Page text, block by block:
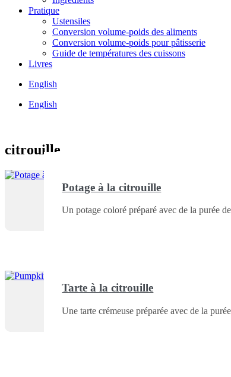
Pratique
Ustensiles
Conversion volume-poids des aliments
Conversion volume-poids pour pâtisserie
Guide de températures des cuissons
Livres
English
English
citrouille
Potage à la citrouille
Un potage coloré préparé avec de la purée
Tarte à la citrouille
Une tarte crémeuse préparée avec de la